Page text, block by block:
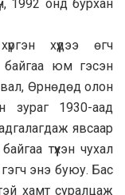
1992 онд бурхан
хүүдээ өгч
юм гэсэн
Өрнөдөд олон
зураг 1930-аад
явсаар
түүхэн чухал
гэгч энэ буюу. Бас
хамт суралцаж